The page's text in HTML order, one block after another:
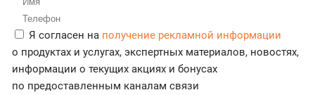
Я согласен на получение рекламной информации
о продуктах и услугах, экспертных материалов, новостях,
информации о текущих акциях и бонусах
по предоставленным каналам связи